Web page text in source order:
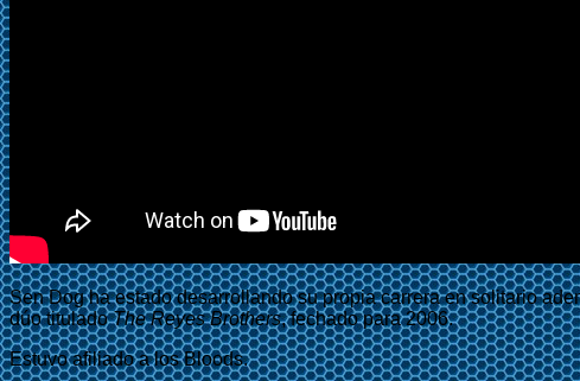
Sen Dog ha estado desarrollando su propia carrera en solitario
dúo tituladoThe Reyes Brothers, fechado para 2006.
Estuvo afiliado a los Bloods.